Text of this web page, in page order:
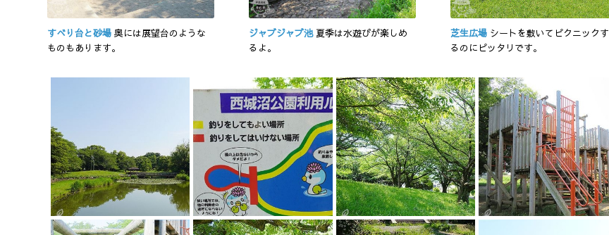
すべり台と砂場 奥には展望台のような
ものもあります。
ジャブジャブ池 夏季は水遊びが楽しめ
るよ。
芝生広場 シートを敷いてピクニックす
るのにピッタリです。